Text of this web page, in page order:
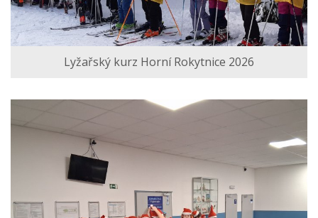
Lyžařský kurz Horní Rokytnice 2026